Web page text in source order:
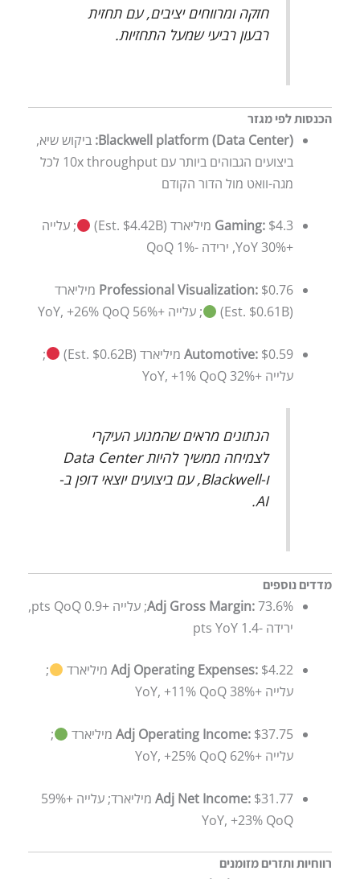
חזקה ומרווחים יציבים, עם תחזית
רבעון רביעי שמעל התחזיות.
הכנסות לפי מגזר
Blackwell platform (Data Center): ביקוש שיא,
ביצועים הגבוהים ביותר עם 10x throughput לכל
מגה-וואט מול הדור הקודם
Gaming: $4.3 מיליארד (Est. $4.42B)
; עלייה
+30% YoY, ירידה -1% QoQ
Professional Visualization: $0.76 מיליארד
(Est. $0.61B)
; עלייה +56% YoY, +26% QoQ
Automotive: $0.59 מיליארד (Est. $0.62B)
;
עלייה +32% YoY, +1% QoQ
הנתונים מראים שהמנוע העיקרי
לצמיחה ממשיך להיות Data Center
ו-Blackwell, עם ביצועים יוצאי דופן ב-
AI.
מדדים נוספים
Adj Gross Margin:
73.6%; עלייה +0.9 pts QoQ,
ירידה -1.4 pts YoY
Adj Operating Expenses: $4.22 מיליארד
;
עלייה +38% YoY, +11% QoQ
Adj Operating Income: $37.75 מיליארד
;
עלייה +62% YoY, +25% QoQ
Adj Net Income:
$31.77 מיליארד; עלייה +59%
YoY, +23% QoQ
רווחיות ותזרים מזומנים